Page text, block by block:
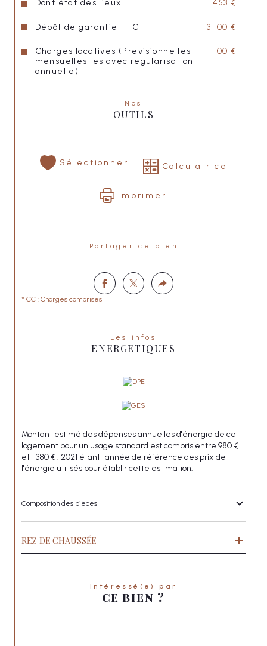
A visiter sans tarder !
Loyer charges comprises : 3 100,00 €
Honoraires agence : 1 963,00 €
Dont état des lieux 453 €
Dépôt de garantie TTC 3 100 €
Charges locatives (Previsionnelles
mensuelles les avec regularisation
annuelle)
100 €
Nos
OUTILS
Sélectionner Calculatrice
Imprimer
Partager ce bien
* CC : Charges comprises
Les infos
ENERGETIQUES
Montant estimé des dépenses annuelles d'énergie de ce
logement pour un usage standard est compris entre 980 €
et 1 380 € . 2021 étant l'année de référence des prix de
l'énergie utilisés pour établir cette estimation.
Composition des pièces
REZ DE CHAUSSÉE
Intéressé(e) par
CE BIEN ?